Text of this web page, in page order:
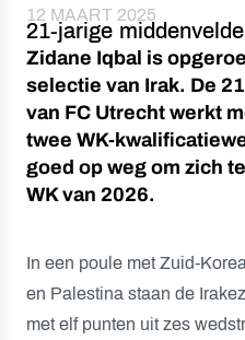
12 MAART 2025
21-jarige
Zidane Iqbal is
selectie van Irak. De
van FC Utrecht werkt
twee WK-
goed op weg om zich
WK van 2026.
In een poule met Zuid-
en Palestina staan de
met elf punten uit zes